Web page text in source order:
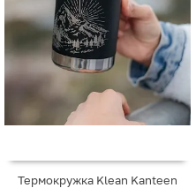
Термокружка Klean Kanteen